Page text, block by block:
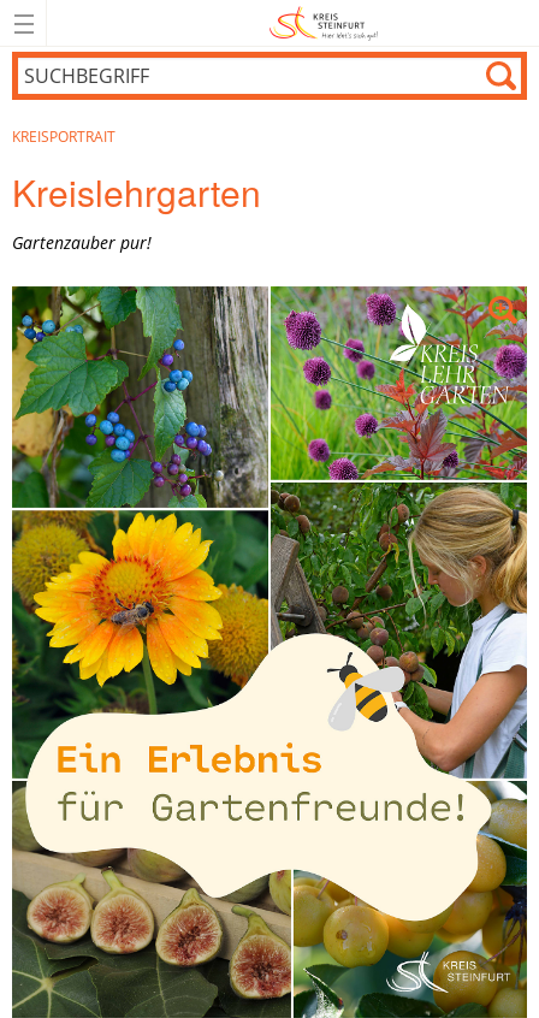
KREISPORTRAIT
Kreislehrgarten
Gartenzauber pur!